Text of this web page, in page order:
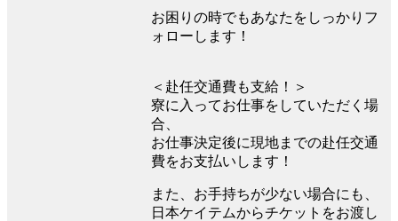
お困りの時でもあなたをしっかりフ
ォローします！
＜赴任交通費も支給！＞
寮に入ってお仕事をしていただく場
合、
お仕事決定後に現地までの赴任交通
費をお支払いします！
また、お手持ちが少ない場合にも、
日本ケイテムからチケットをお渡し